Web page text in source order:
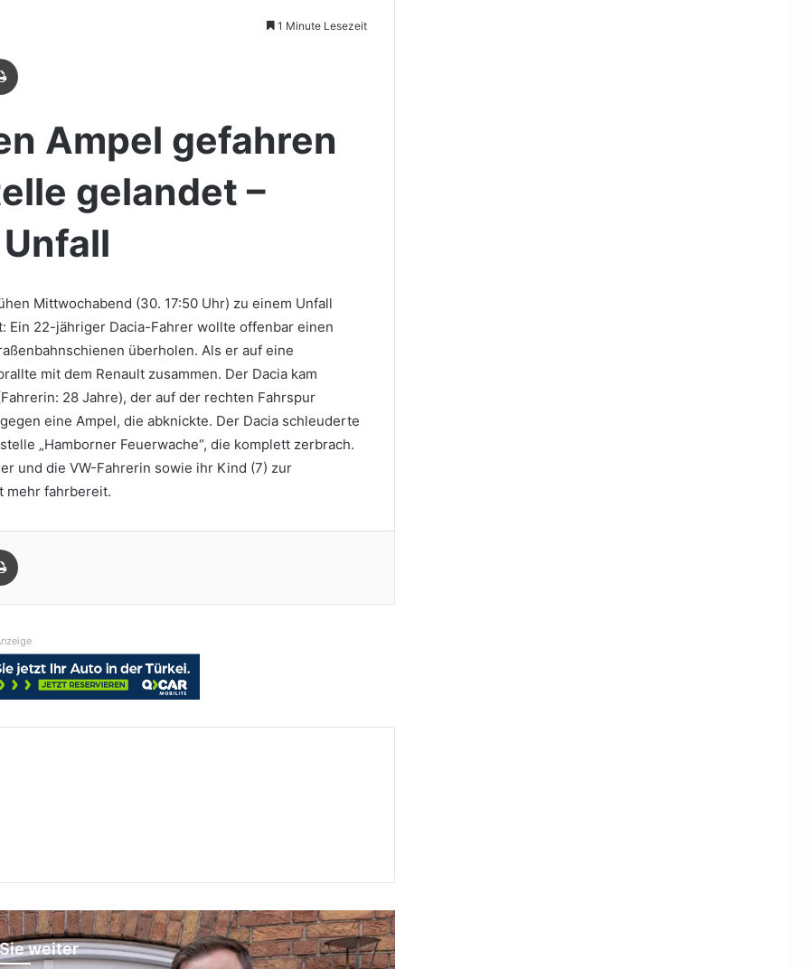
1 Minute Lesezeit
Ampel gefahren
gelandet –
Mittwochabend (30. 17:50 Uhr) zu einem Unfall
22-jähriger Dacia-Fahrer wollte offenbar einen
überholen. Als er auf eine
mit dem Renault zusammen. Der Dacia kam
28 Jahre), der auf der rechten Fahrspur
eine Ampel, die abknickte. Der Dacia schleuderte
„Hamborner Feuerwache“, die komplett zerbrach.
und die VW-Fahrerin sowie ihr Kind (7) zur
mehr fahrbereit.
weiter